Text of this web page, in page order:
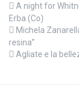
A night for
Erba (Co)
Michela
resina”
Agliate e la